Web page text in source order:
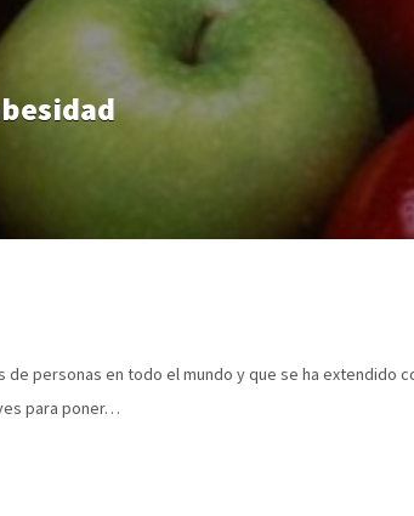
personas en todo el mundo y que se ha extendido
para poner…